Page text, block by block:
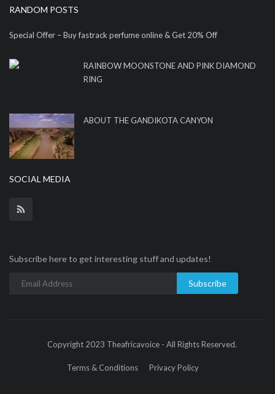
RANDOM POSTS
Special Offer – Buy fastrack perfume online & Get 20% Off
RAINBOW MOONSTONE AND PINK DIAMOND
RING
ABOUT THE GANDIKOTA CANYON
SOCIAL MEDIA
Subscribe here to get interesting stuff and updates!
Subscribe
Copyright 2023 Theafricavoice - All Rights Reserved.
Terms & Conditions Privacy Policy